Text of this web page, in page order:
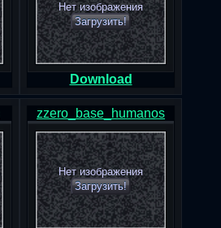
Нет изображения
Загрузить!
Download
zzero_base_humanos
Нет изображения
Загрузить!